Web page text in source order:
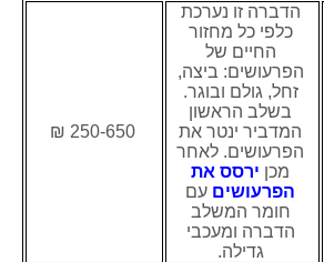
הדברה זו נערכת
כלפי כל מחזור
החיים של
הפרעושים: ביצה,
זחל, גולם ובוגר.
בשלב הראשון
המדביר ינטר את
הפרעושים. לאחר
מכן ירסס את
הפרעושים עם
חומר המשלב
הדברה ומעכבי
גדילה.
250-650 ₪